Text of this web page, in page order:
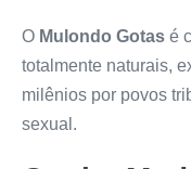
O Mulondo Gotas é
totalmente naturais,
milênios por povos
sexual.